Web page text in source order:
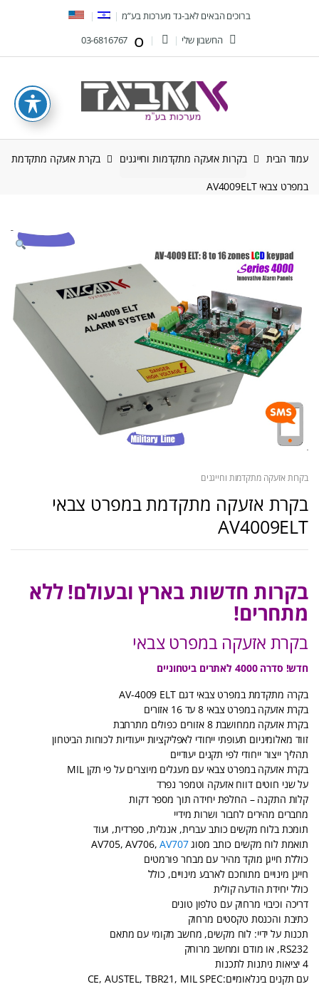
ברוכים הבאים לאב-גד מערכות בע”מ
החשבון שלי
עמוד הבית בקרות אזעקה מתקדמות וחייגנים בקרת אזעקה מתקדמת
במפרט צבאי AV4009ELT
בקרות אזעקה מתקדמות וחייגנים
בקרת אזעקה מתקדמת במפרט צבאי
AV4009ELT
בקרות חדשות בארץ ובעולם! ללא
מתחרים!
בקרת אזעקה במפרט צבאי
חדש! סדרה 4000 לאתרים ביטחוניים
בקרה מתקדמת במפרט צבאי דגם AV-4009 ELT
בקרת אזעקה במפרט צבאי 8 עד 16 אזורים
בקרת אזעקה ממחושבת 8 אזורים כפולים מתרחבת
זווד מאלומיניום תעופתי ייחודי לאפליקציות ייעודיות לכוחות הביטחון
תהליך ייצור ייחודי לפי תקנים יעודיים
בקרת אזעקה במפרט צבאי עם מעגלים מיוצרים על פי תקן MIL
על שני חוטים דווח אזעקה וטמפר נפרד
קלות התקנה – החלפת יחידה תוך מספר דקות
מחברים מהירים לחבור ושרות מידיי
תומכת בלוח מקשים כותב עברית, אנגלית, ספרדית, ועוד
תואמת לוח מקשים כותב מסוג AV705, AV706,AV707
כוללת חייגן מוקד מהיר עם מבחר פורמטים
חייגן מינויים מתוחכם לארבע מינויים, כולל
כולל יחידת הודעה קולית
דריכה וכיבוי מרחוק עם טלפון טונים
כתיבת והכנסת טקסטים מרחוק
תכנות על ידיי: לוח מקשים, מחשב מקומי עם מתאם
RS232, או מודם ומחשב מרוחק
4 יציאות ניתנות לתכנות
עם תקנים בינלאומיים:CE, AUSTEL, TBR21, MIL SPEC